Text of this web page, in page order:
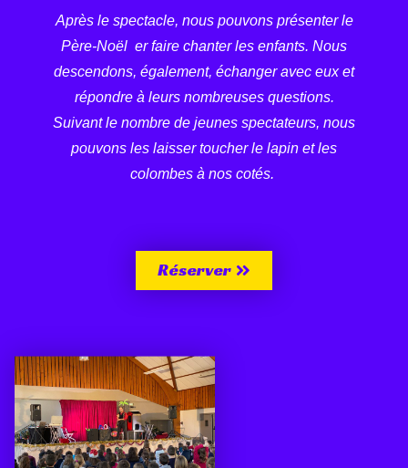
Après le spectacle, nous pouvons présenter le
Père-Noël er faire chanter les enfants. Nous
descendons, également, échanger avec eux et
répondre à leurs nombreuses questions.
Suivant le nombre de jeunes spectateurs, nous
pouvons les laisser toucher le lapin et les
colombes à nos cotés.
Réserver